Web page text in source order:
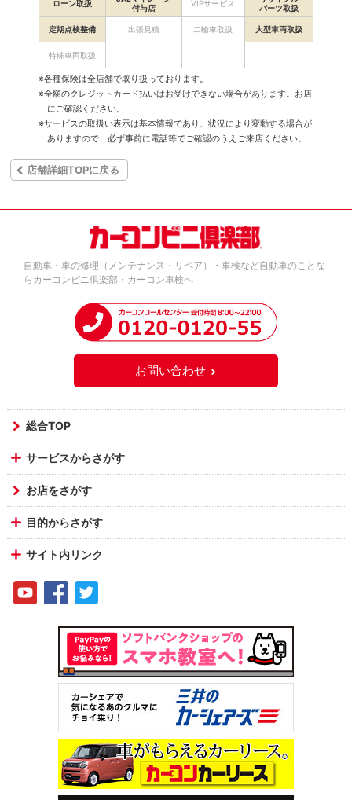
ローン取扱
付与店
VIPサービス
パーツ取扱
定期点検整備 出張見積 二輪車取扱 大型車両取扱
特殊車両取扱
※各種保険は全店舗で取り扱っております。
※全額のクレジットカード払いはお受けできない場合があります。お店
にご確認ください。
※サービスの取扱い表示は基本情報であり、状況により変動する場合が
ありますので、必ず事前に電話等でご確認のうえご来店ください。
店舗詳細TOPに戻る
自動車・車の修理（メンテナンス・リペア）・車検など自動車のことな
らカーコンビニ倶楽部・カーコン車検へ
お問い合わせ
総合TOP
サービスからさがす
お店をさがす
目的からさがす
サイト内リンク